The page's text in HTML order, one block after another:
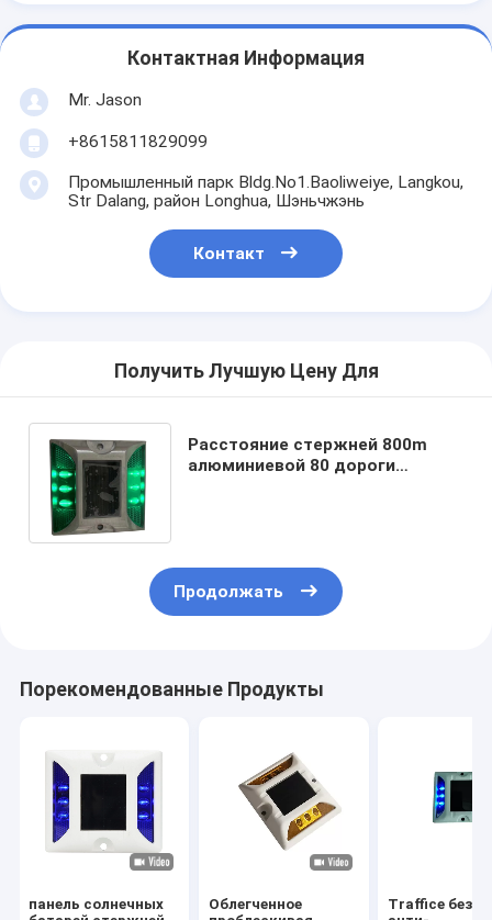
Контактная Информация
Mr. Jason
+8615811829099
Промышленный парк Bldg.No1.Baoliweiye, Langkou,
Str Dalang, район Longhua, Шэньчжэнь
Контакт
Получить Лучшую Цену Для
Расстояние стержней 800m
алюминиевой 80 дороги
Продолжать
Порекомендованные Продукты
панель солнечных
Облегченное
Traffice